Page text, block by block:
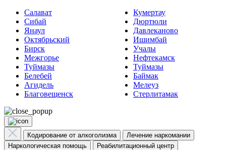
Салават
Кумертау
Сибай
Дюртюли
Янаул
Давлеканово
Октябрьский
Ишимбай
Бирск
Учалы
Межгорье
Нефтекамск
Туймазы
Туймазы
Белебей
Баймак
Агидель
Мелеуз
Благовещенск
Стерлитамак
Кодирование от алкоголизма
Лечение наркомании
Наркологическая помощь
Реабилитационный центр